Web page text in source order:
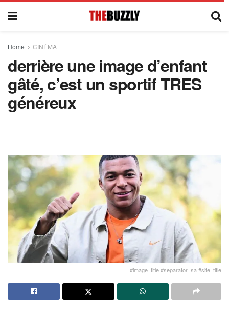
Home CINÉMA
derrière une image d’enfant
gâté, c’est un sportif TRES
généreux
#image_title #separator_sa #site_title